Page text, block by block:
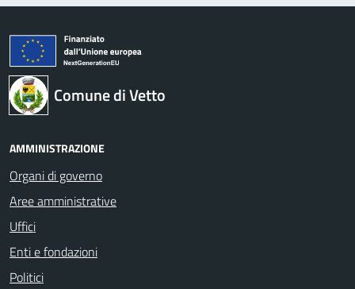
Comune di Vetto
AMMINISTRAZIONE
Organi di governo
Aree amministrative
Uffici
Enti e fondazioni
Politici